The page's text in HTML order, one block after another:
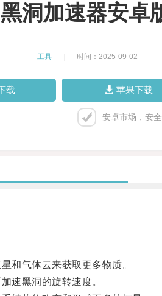
黑洞加速器安卓
工具 时间：2025-09-02
载 苹果下载
安卓市场，安
气体云来获取更多物质。
速黑洞的旋转速度。